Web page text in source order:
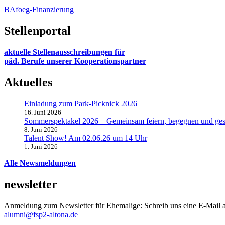
BAfoeg-Finanzierung
Stellenportal
aktuelle Stellenausschreibungen für
päd. Berufe unserer Kooperationspartner
Aktuelles
Einladung zum Park-Picknick 2026
16. Juni 2026
Sommerspektakel 2026 – Gemeinsam feiern, begegnen und
8. Juni 2026
Talent Show! Am 02.06.26 um 14 Uhr
1. Juni 2026
Alle Newsmeldungen
newsletter
Anmeldung zum Newsletter für Ehemalige: Schreib uns eine E-Mail
alumni@fsp2-altona.de